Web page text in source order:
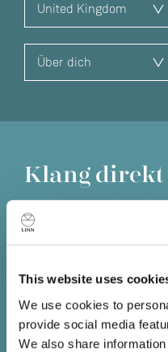
This website uses
We use cookies to
provide social media
We also share
Klang
Informationen, die an
immer verloren. Egal wie
Lautsprecher sind, Sie
Sie die bestmögliche
Systems stellen.
Vorführung buchen